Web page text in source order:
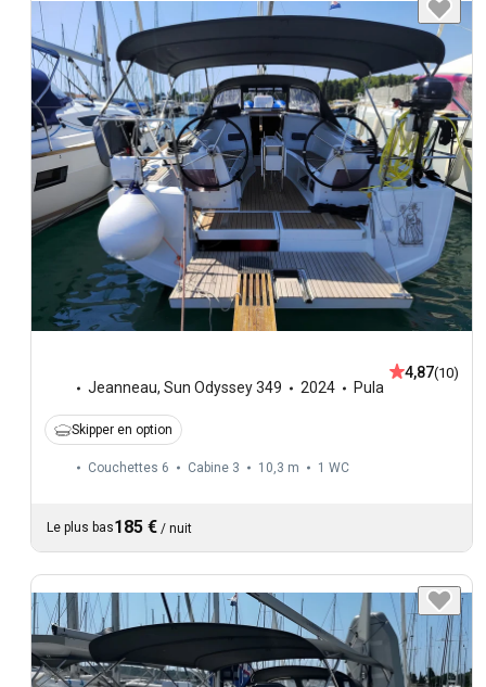
Jeanneau, Sun Odyssey 349 2024 Pula
4,87(10)
Skipper en option
Couchettes 6 Cabine 3 10,3 m 1 WC
Le plus bas185 € / nuit